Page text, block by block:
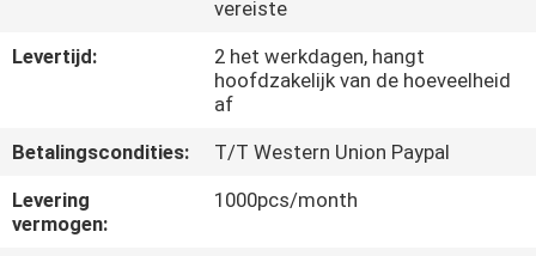
OM
CITAAT
SITEMAP
vereiste
Levertijd:
2 het werkdagen, hangt
hoofdzakelijk van de hoeveelheid
af
Betalingscondities:
T/T Western Union Paypal
Levering
vermogen:
1000pcs/month